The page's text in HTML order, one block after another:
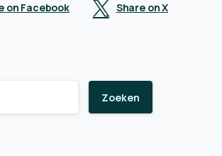
on Facebook Share on X
Zoeken